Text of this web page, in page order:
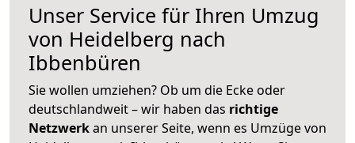
Unser Service für Ihren Umzug
von Heidelberg nach
Ibbenbüren
Sie wollen umziehen? Ob um die Ecke oder
deutschlandweit – wir haben das richtige
Netzwerkan unserer Seite, wenn es Umzüge von